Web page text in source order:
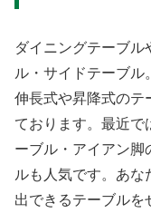
ダイニングテーブ
ル・サイドテーブル
伸長式や昇降式のテ
ております。最近で
ーブル・アイアン脚
ルも人気です。あ
出できるテーブルを